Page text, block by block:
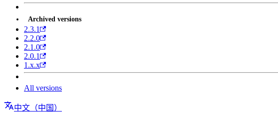
Archived versions
2.3.1
2.2.0
2.1.0
2.0.1
1.x.x
All versions
中文（中国）